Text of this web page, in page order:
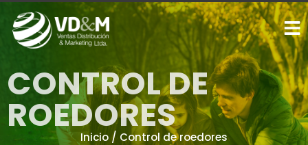
CONTROL DE
ROEDORES
Inicio / Control de roedores